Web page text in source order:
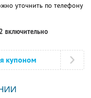
уточнить по телефону
включительно
купоном